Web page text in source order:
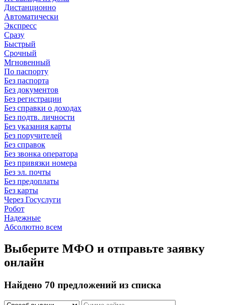
Дистанционно
Автоматически
Экспресс
Сразу
Быстрый
Срочный
Мгновенный
По паспорту
Без паспорта
Без документов
Без регистрации
Без справки о доходах
Без подтв. личности
Без указания карты
Без поручителей
Без справок
Без звонка оператора
Без привязки номера
Без эл. почты
Без предоплаты
Без карты
Через Госуслуги
Робот
Надежные
Абсолютно всем
Выберите МФО и отправьте заявку
онлайн
Найдено 70 предложений из списка